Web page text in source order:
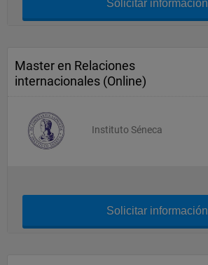
Solicitar información
Master en Relaciones
internacionales (Online)
Instituto Séneca
Solicitar información